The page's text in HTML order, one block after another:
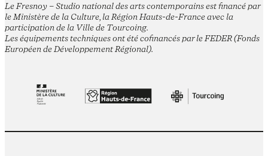
Le Fresnoy – Studio national des arts contemporains est financé par
le Ministère de la Culture, la Région Hauts-de-France avec la
participation de la Ville de Tourcoing.
Les équipements techniques ont été cofinancés par le FEDER (Fonds
Européen de Développement Régional).